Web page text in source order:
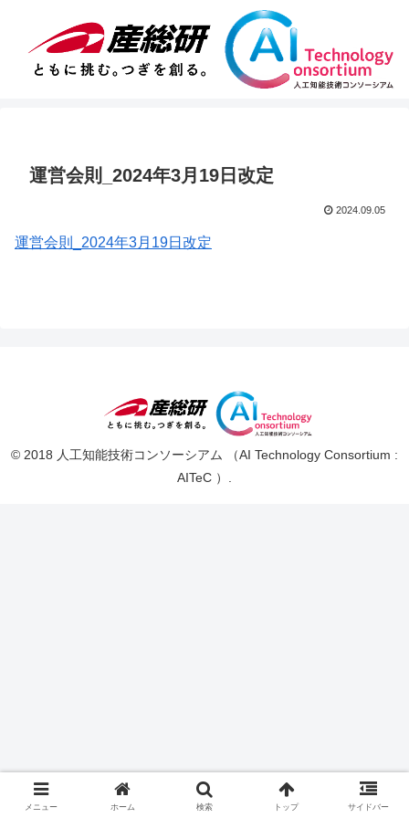
運営会則_2024年3月19日改定
2024.09.05
運営会則_2024年3月19日改定
© 2018 人工知能技術コンソーシアム （AI Technology Consortium :
AITeC ）.
メニュー ホーム 検索 トップ サイドバー